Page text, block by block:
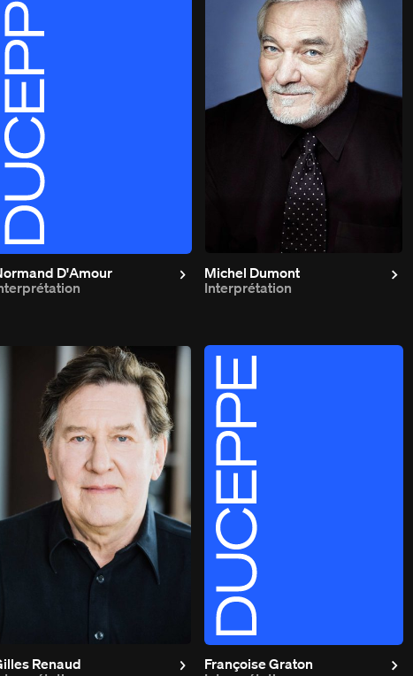
D'Amour
Michel Dumont
Interprétation
Renaud
Françoise Graton